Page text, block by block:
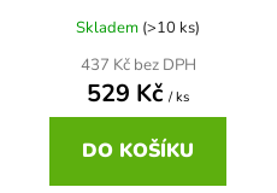
Skladem (>10 ks)
437 Kč bez DPH
529 Kč / ks
DO KOŠÍKU